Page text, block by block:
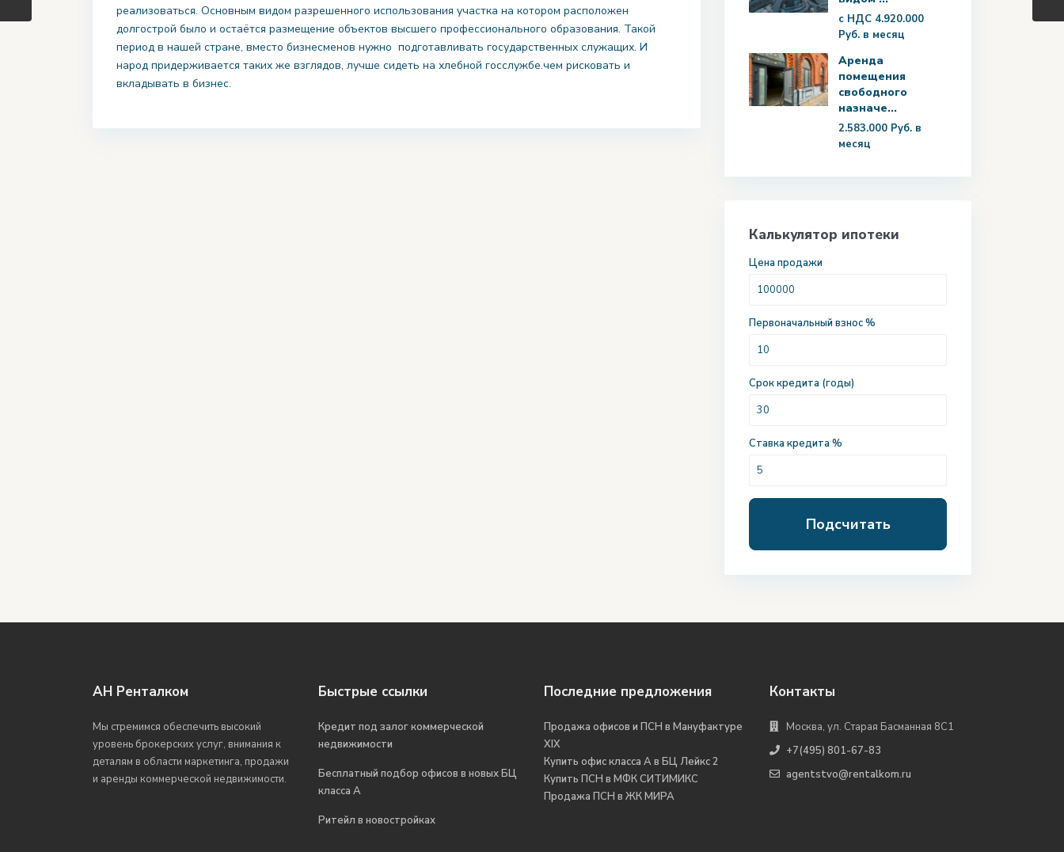
реализоваться. Основным видом разрешенного использования участка на котором расположен
долгострой было и остаётся размещение объектов высшего профессионального образования. Такой
период в нашей стране, вместо бизнесменов нужно подготавливать государственных служащих. И
народ придерживается таких же взглядов, лучше сидеть на хлебной госслужбе.чем рисковать и
вкладывать в бизнес.
с НДС 4.920.000
Руб. в месяц
Аренда
помещения
свободного
назначе...
2.583.000 Руб. в
месяц
Калькулятор ипотеки
Цена продажи
Первоначальный взнос %
Срок кредита (годы)
Ставка кредита %
Подсчитать
АН Ренталком
Мы стремимся обеспечить высокий
уровень брокерских услуг, внимания к
деталям в области маркетинга, продажи
и аренды коммерческой недвижимости.
Быстрые ссылки
Кредит под залог коммерческой
недвижимости
Бесплатный подбор офисов в новых БЦ
класса А
Ритейл в новостройках
Последние предложения
Продажа офисов и ПСН в Мануфактуре
XIX
Купить офис класса А в БЦ Лейкс 2
Купить ПСН в МФК СИТИМИКС
Продажа ПСН в ЖК МИРА
Контакты
Москва, ул. Старая Басманная 8С1
+7(495) 801-67-83
agentstvo@rentalkom.ru